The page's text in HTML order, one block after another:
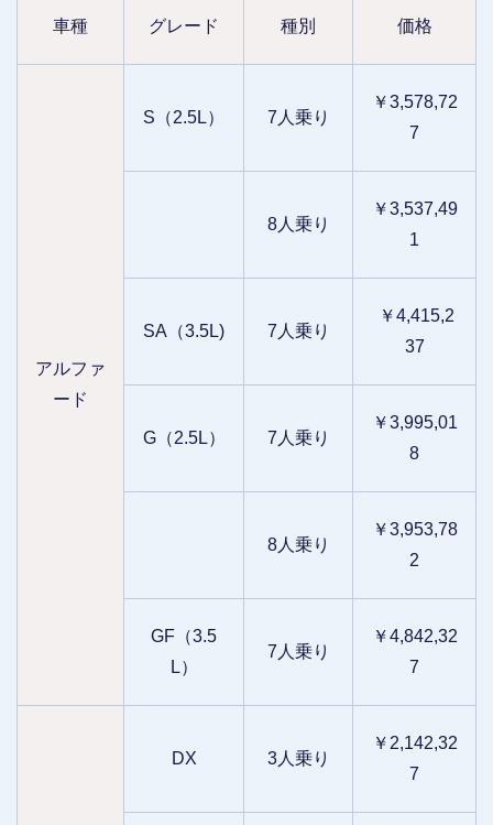
車種 グレード 種別 価格
アルファ
ード
S（2.5L） 7人乗り
￥3,578,72
7
8人乗り
￥3,537,49
1
SA（3.5L) 7人乗り
￥4,415,2
37
G（2.5L） 7人乗り
￥3,995,01
8
8人乗り
￥3,953,78
2
GF（3.5
L）
7人乗り
￥4,842,32
7
DX 3人乗り
￥2,142,32
7